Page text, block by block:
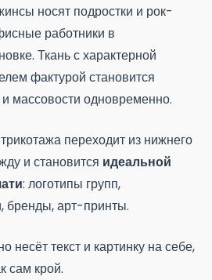
носят подростки и рок-
работники в
Ткань с характерной
фактурой становится
массовости одновременно.
переходит из нижнего
и становится идеальной
: логотипы групп,
бренды, арт-принты.
несёт текст и картинку на себе,
сам крой.